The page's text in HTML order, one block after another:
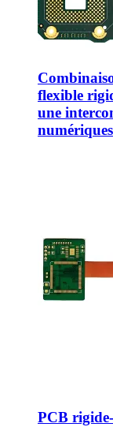
flexible
une
numériques
PCB